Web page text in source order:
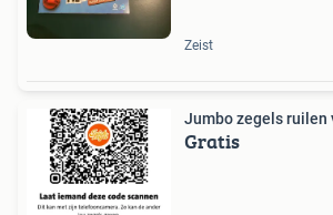
Zeist
Jumbo zegels ruilen
Gratis